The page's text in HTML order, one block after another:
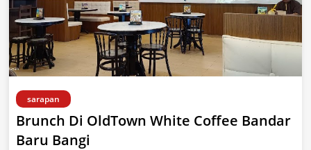
sarapan
Brunch Di OldTown White Coffee Bandar
Baru Bangi